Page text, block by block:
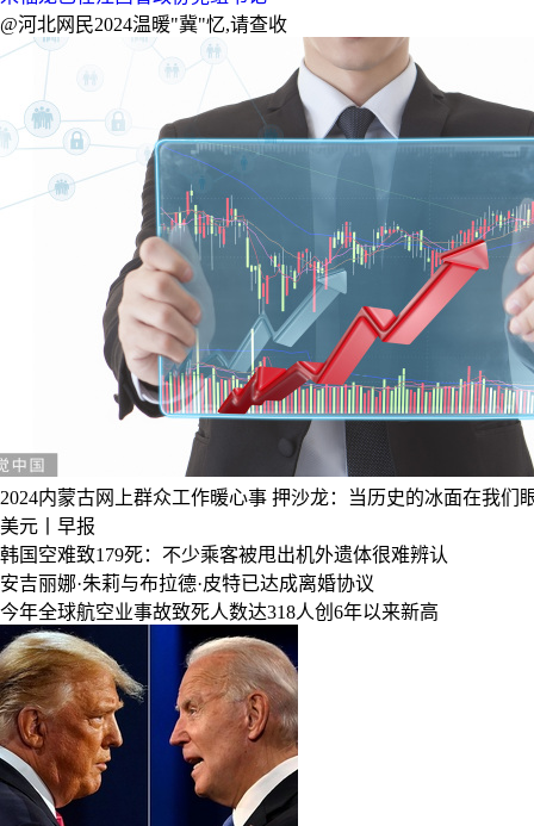
@河北网民2024温暖"冀"忆,请查收
2024内蒙古网上群众工作暖心事 押沙龙：当历史的冰面在我们
美元丨早报
韩国空难致179死：不少乘客被甩出机外遗体很难辨认
安吉丽娜·朱莉与布拉德·皮特已达成离婚协议
今年全球航空业事故致死人数达318人创6年以来新高